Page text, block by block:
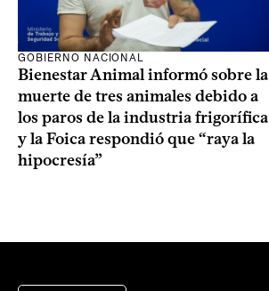
GOBIERNO NACIONAL
Bienestar Animal informó sobre la
muerte de tres animales debido a
los paros de la industria frigorífica
y la Foica respondió que “raya la
hipocresía”